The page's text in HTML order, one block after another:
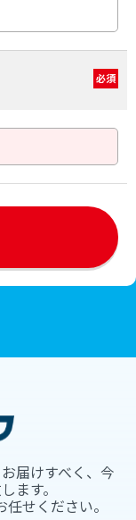
必須
届けすべく、今
ます。
せください。